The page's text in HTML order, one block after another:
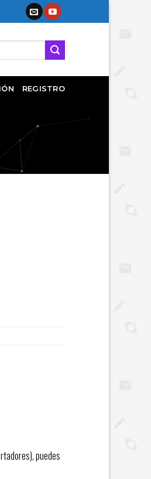
REGISTRO
puedes